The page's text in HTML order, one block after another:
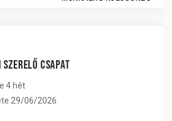
CSAPAT
4 hét
29/06/2026